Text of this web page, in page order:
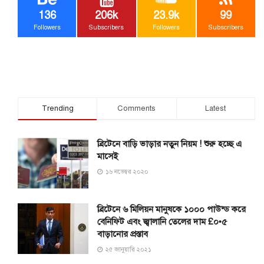
136
Followers
206k
Subscribers
23.9k
Followers
99
Subscribers
Trending Comments Latest
ব্রিটেনে বাড়ি ভাড়ার নতুন নিয়ম ! শুরু হচ্ছে এ
মাসেই
১৬ নভেম্বর ২০২০
ব্রিটেনে ৬ মিলিয়ন মানুষকে ১০০০ পাউন্ড করে
বেনিফিট এবং জ্বালানি তেলের দাম £০•৫
বাড়ানোর প্রস্তাব
২৫ জানুয়ারি ২০২১